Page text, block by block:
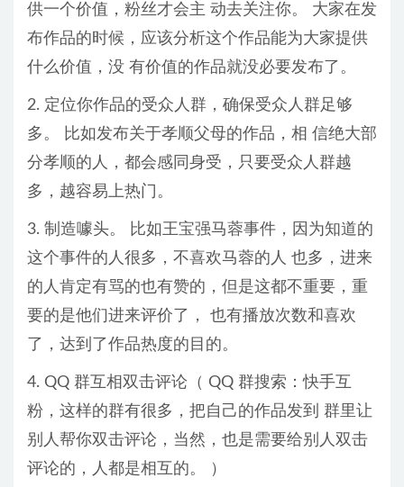
供一个价值，粉丝才会主 动去关注你。 大家在发
布作品的时候，应该分析这个作品能为大家提供
什么价值，没 有价值的作品就没必要发布了。
2. 定位你作品的受众人群，确保受众人群足够
多。 比如发布关于孝顺父母的作品，相 信绝大部
分孝顺的人，都会感同身受，只要受众人群越
多，越容易上热门。
3. 制造噱头。 比如王宝强马蓉事件，因为知道的
这个事件的人很多，不喜欢马蓉的人 也多，进来
的人肯定有骂的也有赞的，但是这都不重要，重
要的是他们进来评价了， 也有播放次数和喜欢
了，达到了作品热度的目的。
4. QQ 群互相双击评论（ QQ 群搜索：快手互
粉，这样的群有很多，把自己的作品发到 群里让
别人帮你双击评论，当然，也是需要给别人双击
评论的，人都是相互的。 ）